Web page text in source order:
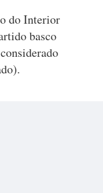
do Interior
basco